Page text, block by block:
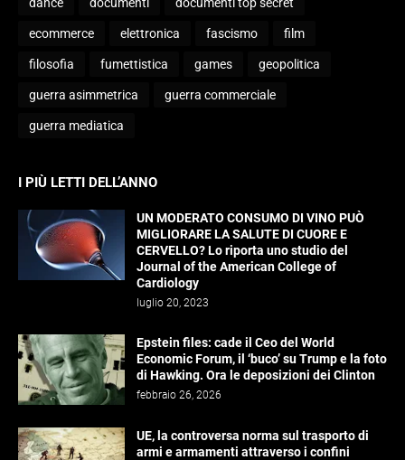
ecommerce elettronica fascismo film
filosofia fumettistica games geopolitica
guerra asimmetrica guerra commerciale
guerra mediatica
I PIÙ LETTI DELL’ANNO
UN MODERATO CONSUMO DI VINO PUÒ
MIGLIORARE LA SALUTE DI CUORE E
CERVELLO? Lo riporta uno studio del
Journal of the American College of
Cardiology
luglio 20, 2023
Epstein files: cade il Ceo del World
Economic Forum, il ‘buco’ su Trump e la foto
di Hawking. Ora le deposizioni dei Clinton
febbraio 26, 2026
UE, la controversa norma sul trasporto di
armi e armamenti attraverso i confini